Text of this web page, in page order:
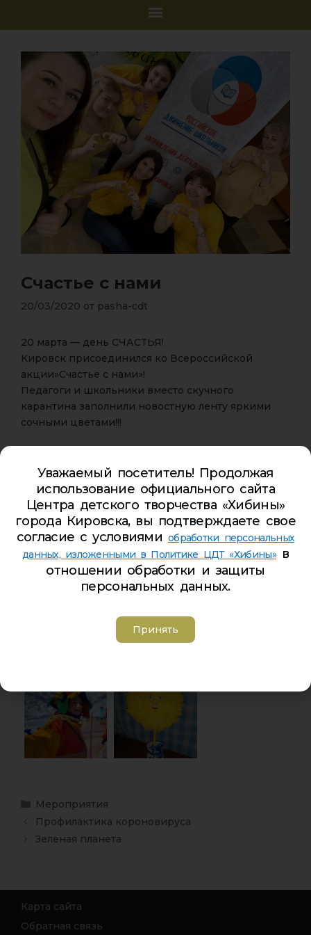
Счастье с нами
20/03/2020 от pasha-cdt
20 марта — день СЧАСТЬЯ!
Кировск присоединился ко Всероссийской
акции»Счастье с нами»!
Педагоги и школьники вместо скучного
карантина заполнили новостную ленту яркими
сочными цветами!!!
Выкладывай свои яркие фото с хэштегами
Мероприятия
Профилактика короновируса
Зеленая планета
Карта сайта
Обратная связь
Уважаемый посетитель! Продолжая
использование официального сайта
Центра детского творчества «Хибины»
города Кировска, вы подтверждаете свое
согласие с условиями обработки персональных
данных, изложенными в Политике ЦДТ «Хибины»в
отношении обработки и защиты
персональных данных.
Принять